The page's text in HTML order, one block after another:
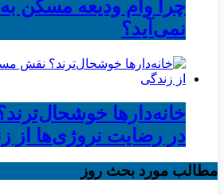
چرا وام ودیعه مسکن
نمی‌آید؟
خانه‌دارها
در رضایت نروژی‌ها از
مطالب مورد بحث روز